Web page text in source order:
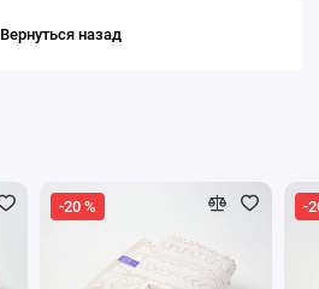
Вернуться назад
-20 % -